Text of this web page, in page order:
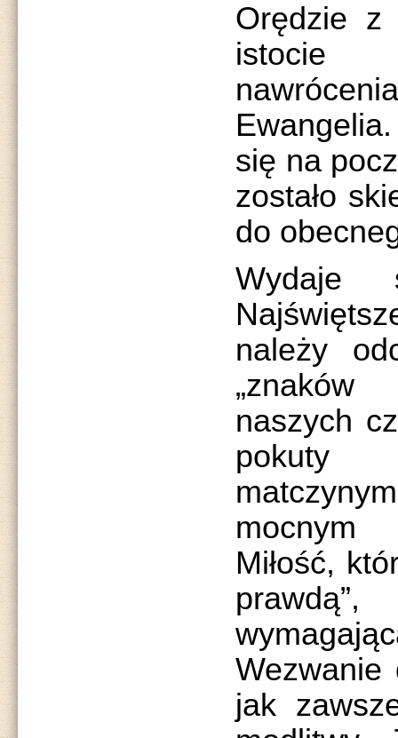
Orędzie
istocie
się na
zostało
do
Wydaje
należy
naszych
pokuty
mocnym
Miłość,
Wezwanie
jak